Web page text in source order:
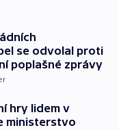
se odvolal proti
poplašné zprávy
hry lidem v
ministerstvo